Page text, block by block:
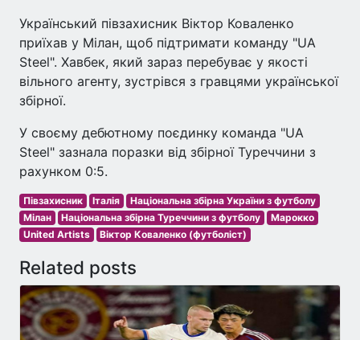
Український півзахисник Віктор Коваленко
приїхав у Мілан, щоб підтримати команду "UA
Steel". Хавбек, який зараз перебуває у якості
вільного агенту, зустрівся з гравцями української
збірної.
У своєму дебютному поєдинку команда "UA
Steel" зазнала поразки від збірної Туреччини з
рахунком 0:5.
Півзахисник Італія
Національна збірна України з футболу
Мілан
Національна збірна Туреччини з футболу
Марокко
United Artists
Віктор Коваленко (футболіст)
Related posts